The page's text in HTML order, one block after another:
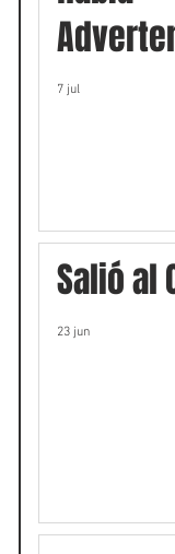
7 jul
Salió al
23 jun